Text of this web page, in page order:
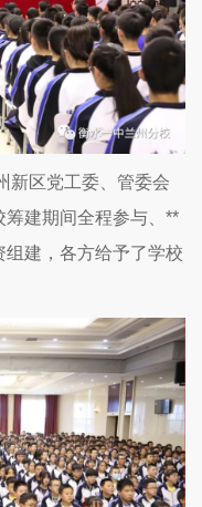
区党工委、管委会
建期间全程参与、**
建，各方给予了学校